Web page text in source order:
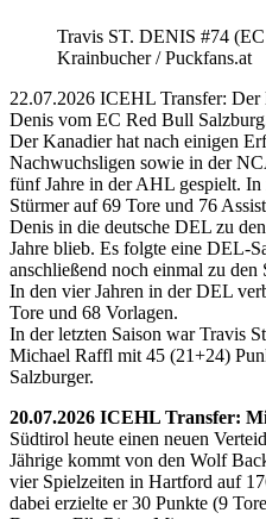
Travis ST. DENIS #74
Krainbucher / Puckfans.at
22.07.2026 ICEHL Transfer:
Denis vom EC Red Bull
Der Kanadier hat nach einigen
Nachwuchsligen sowie in der
fünf Jahre in der AHL gespielt. In
Stürmer auf 69 Tore und 76
Denis in die deutsche DEL zu
Jahre blieb. Es folgte eine DEL-
anschließend noch einmal zu
In den vier Jahren in der DEL
Tore und 68 Vorlagen.
In der letzten Saison war Travis
Michael Raffl mit 45 (21+24)
Salzburger.
20.07.2026 ICEHL Transfer:
Südtirol heute einen neuen
Jährige kommt von den Wolf
vier Spielzeiten in Hartford auf
dabei erzielte er 30 Punkte (9